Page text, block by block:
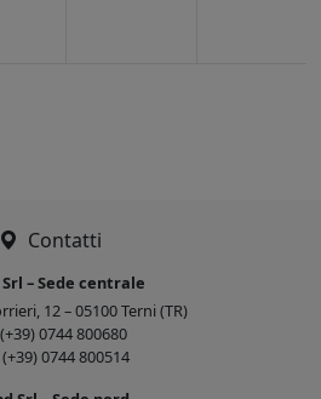
Contatti
– Sede centrale
12 – 05100 Terni (TR)
0744 800680
0744 800514